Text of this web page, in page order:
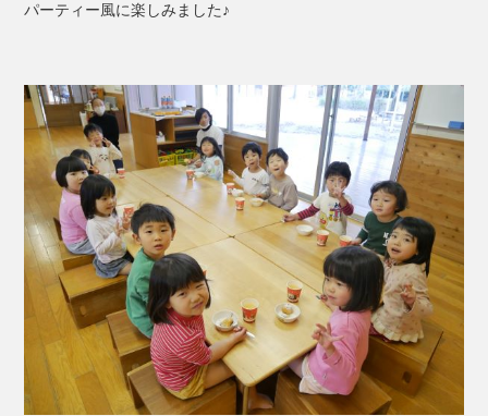
パーティー風に楽しみました♪